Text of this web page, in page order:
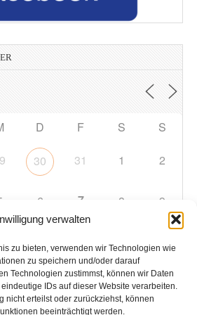
verwalten
zu bieten, verwenden wir Technologien wie
zu speichern und/oder darauf
Technologien zustimmst, können wir Daten
IDs auf dieser Website verarbeiten.
nicht erteilst oder zurückziehst, können
beeinträchtigt werden.
D F S S
30 31 1 2
6 7 8 9
13 14 15
20 21 22 23